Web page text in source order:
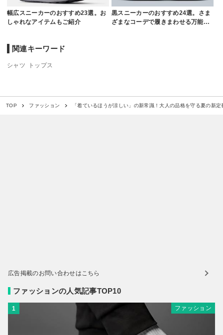
幅広スニーカーのおすすめ23選。お
しゃれなアイテムもご紹介
黒スニーカーのおすすめ24選。さま
ざまなコーデで履きまわせる万能…
関連キーワード
シャツ トップス
TOP ファッション 「着ているほうが涼しい」の新常識！大人の品格を守る夏の新
広告掲載のお問い合わせはこちら
ファッションの人気記事TOP10
1 ファッション